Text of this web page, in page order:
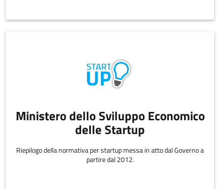
Ministero dello Sviluppo Economico
delle Startup
Riepilogo della normativa per startup messa in atto dal Governo a
partire dal 2012.